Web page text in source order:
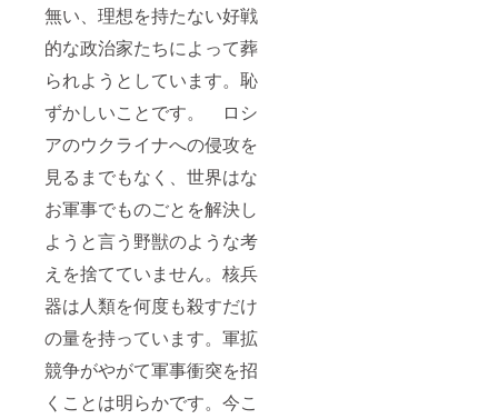
無い、理想を持たない好戦
的な政治家たちによって葬
られようとしています。恥
ずかしいことです。 ロシ
アのウクライナへの侵攻を
見るまでもなく、世界はな
お軍事でものごとを解決し
ようと言う野獣のような考
えを捨てていません。核兵
器は人類を何度も殺すだけ
の量を持っています。軍拡
競争がやがて軍事衝突を招
くことは明らかです。今こ